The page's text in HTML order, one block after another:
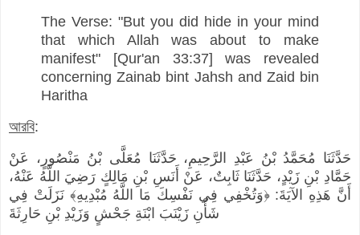
The Verse: "But you did hide in your mind
that which Allah was about to make
manifest" [Qur'an 33:37] was revealed
concerning Zainab bint Jahsh and Zaid bin
Haritha
আরবি:
حَدَّثَنَا مُحَمَّدُ بْنُ عَبْدِ الرَّحِيمِ، حَدَّثَنَا مُعَلَّى بْنُ مَنْصُورٍ، عَنْ
حَمَّادِ بْنِ زَيْدٍ، حَدَّثَنَا ثَابِتٌ، عَنْ أَنَسِ بْنِ مَالِكٍ رَضِيَ اللَّهُ عَنْهُ،
أَنَّ هَذِهِ الآيَةَ: ﴿وَتُخْفِي فِي نَفْسِكَ مَا اللَّهُ مُبْدِيهِ﴾ نَزَلَتْ فِي
شَأْنِ زَيْنَبَ ابْنَةِ جَحْشٍ وَزَيْدِ بْنِ حَارِثَةَ